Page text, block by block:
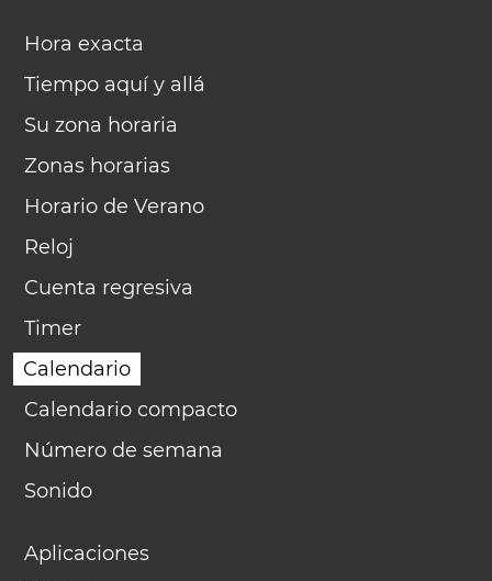
Hora exacta
Tiempo aquí y allá
Su zona horaria
Zonas horarias
Horario de Verano
Reloj
Cuenta regresiva
Timer
Calendario
Calendario compacto
Número de semana
Sonido
Aplicaciones